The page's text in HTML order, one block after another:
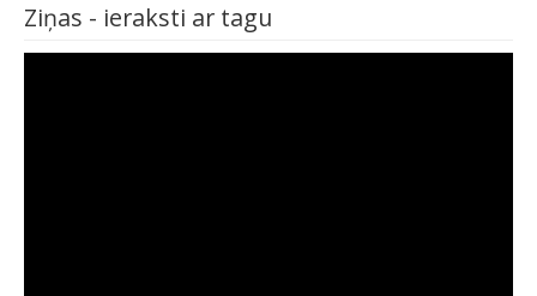
Ziņas - ieraksti ar tagu